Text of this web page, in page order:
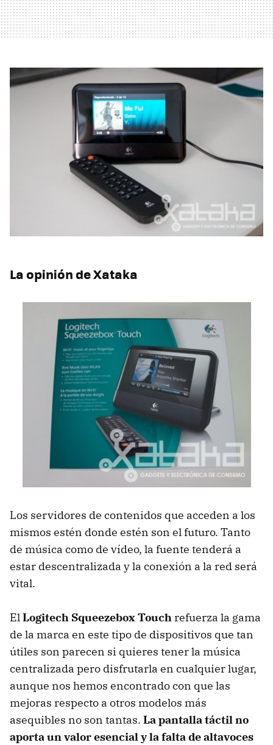
La opinión de Xataka
Los servidores de contenidos que acceden a los
mismos estén donde estén son el futuro. Tanto
de música como de vídeo, la fuente tenderá a
estar descentralizada y la conexión a la red será
vital.
ElLogitech Squeezebox Touch refuerza la gama
de la marca en este tipo de dispositivos que tan
útiles son parecen si quieres tener la música
centralizada pero disfrutarla en cualquier lugar,
aunque nos hemos encontrado con que las
mejoras respecto a otros modelos más
asequibles no son tantas. La pantalla táctil no
aporta un valor esencial y la falta de altavoces